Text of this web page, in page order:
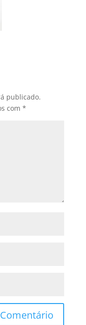
publicado.
com *